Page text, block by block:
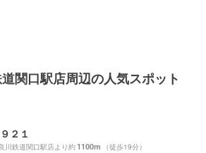
関口駅店周辺の人気スポット
２１
川鉄道関口駅店より約1100m （徒歩19分）